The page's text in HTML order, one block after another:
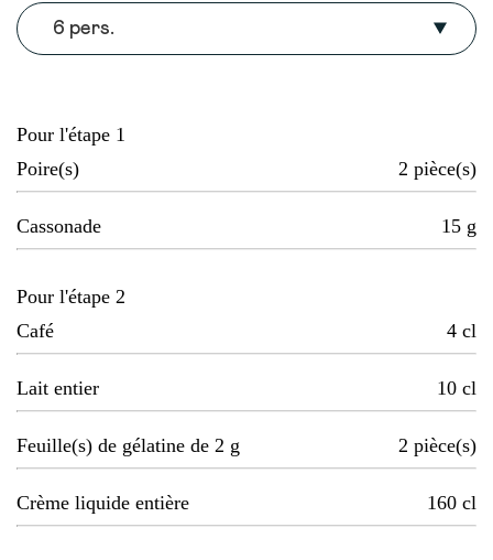
6 pers.
Pour l'étape 1
Poire(s)
2 pièce(s)
Cassonade 15 g
Pour l'étape 2
Café
4 cl
Lait entier 10 cl
Feuille(s) de gélatine de 2 g 2 pièce(s)
Crème liquide entière 160 cl